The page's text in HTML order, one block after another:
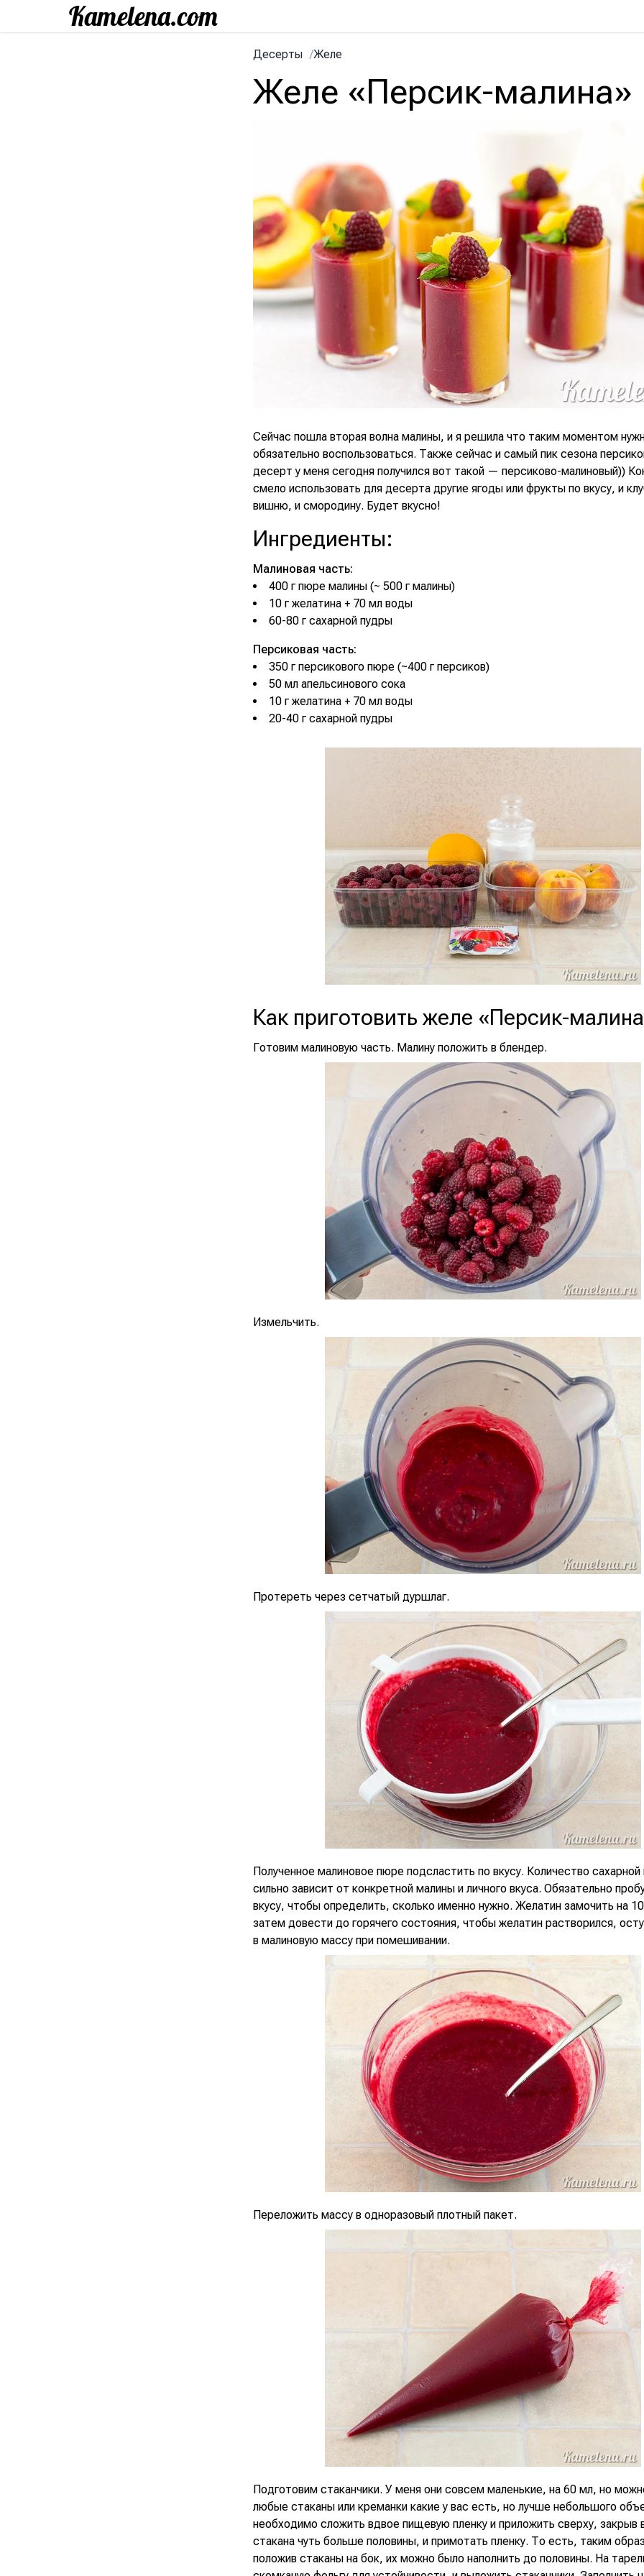
Десерты /Желе
Желе «Персик-малина»
Сейчас пошла вторая волна малины, и я решила что таким моментом
обязательно воспользоваться. Также сейчас и самый пик сезона
десерт у меня сегодня получился вот такой — персиково-малиновый))
смело использовать для десерта другие ягоды или фрукты по вкусу, и
вишню, и смородину. Будет вкусно!
Ингредиенты:
Малиновая часть:
400 г пюре малины (~ 500 г малины)
10 г желатина + 70 мл воды
60-80 г сахарной пудры
Персиковая часть:
350 г персикового пюре (~400 г персиков)
50 мл апельсинового сока
10 г желатина + 70 мл воды
20-40 г сахарной пудры
Как приготовить желе «Персик-
Готовим малиновую часть. Малину положить в блендер.
Измельчить.
Протереть через сетчатый дуршлаг.
Полученное малиновое пюре подсластить по вкусу. Количество
сильно зависит от конкретной малины и личного вкуса. Обязательно
вкусу, чтобы определить, сколько именно нужно. Желатин замочить на
затем довести до горячего состояния, чтобы желатин растворился,
в малиновую массу при помешивании.
Переложить массу в одноразовый плотный пакет.
Подготовим стаканчики. У меня они совсем маленькие, на 60 мл, но
любые стаканы или креманки какие у вас есть, но лучше небольшого
необходимо сложить вдвое пищевую пленку и приложить сверху, закрыв
стакана чуть больше половины, и примотать пленку. То есть, таким
положив стаканы на бок, их можно было наполнить до половины. На